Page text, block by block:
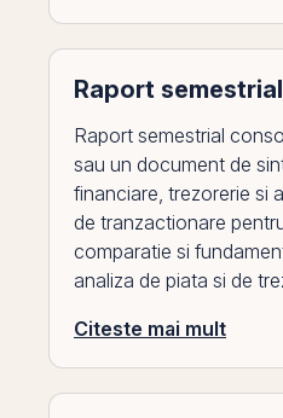
Raport
Raport semestrial
sau un document de
financiare, trezorerie si
de tranzactionare
comparatie si
analiza de piata si de
Citeste mai mult